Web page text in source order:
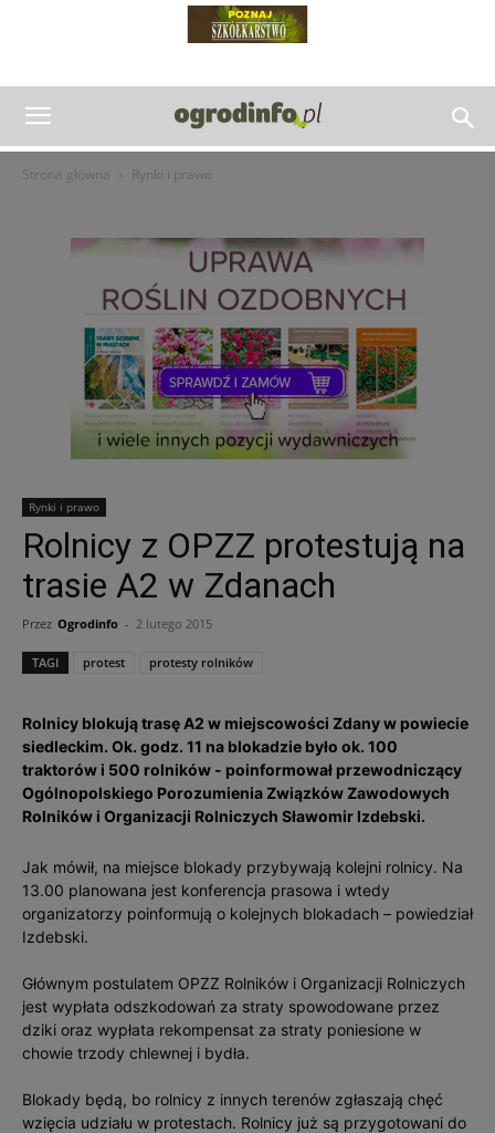
Strona główna Rynki i prawo
Rynki i prawo
Rolnicy z OPZZ protestują na
trasie A2 w Zdanach
Przez Ogrodinfo - 2 lutego 2015
TAGI protest protesty rolników
Rolnicy blokują trasę A2 w miejscowości Zdany w powiecie
siedleckim. Ok. godz. 11 na blokadzie było ok. 100
traktorów i 500 rolników - poinformował przewodniczący
Ogólnopolskiego Porozumienia Związków Zawodowych
Rolników i Organizacji Rolniczych Sławomir Izdebski.
Jak mówił, na miejsce blokady przybywają kolejni rolnicy. Na
13.00 planowana jest konferencja prasowa i wtedy
organizatorzy poinformują o kolejnych blokadach – powiedział
Izdebski.
Głównym postulatem OPZZ Rolników i Organizacji Rolniczych
jest wypłata odszkodowań za straty spowodowane przez
dziki oraz wypłata rekompensat za straty poniesione w
chowie trzody chlewnej i bydła.
Blokady będą, bo rolnicy z innych terenów zgłaszają chęć
wzięcia udziału w protestach. Rolnicy już są przygotowani do